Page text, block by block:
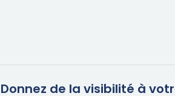
Donnez de la visibilité à